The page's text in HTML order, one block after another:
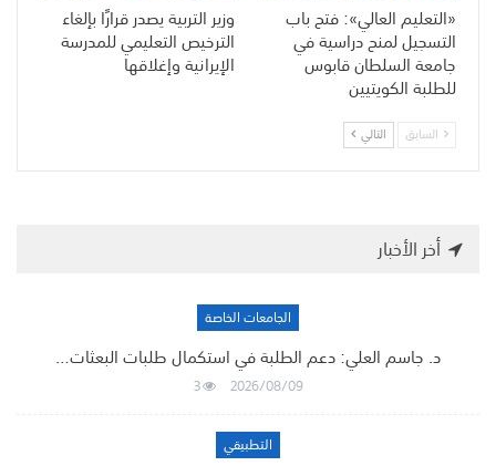
«التعليم العالي»: فتح باب
التسجيل لمنح دراسية في
جامعة السلطان قابوس
للطلبة الكويتيين
وزير التربية يصدر قرارًا بإلغاء
الترخيص التعليمي للمدرسة
الإيرانية وإغلاقها
السابق التالي
أخر الأخبار
الجامعات الخاصة
د. جاسم العلي: دعم الطلبة في استكمال طلبات البعثات…
2026/08/09
3
التطبيقي